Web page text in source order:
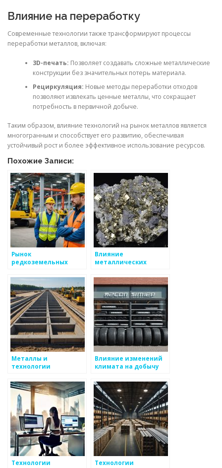
Влияние на переработку
Современные технологии также трансформируют процессы
переработки металлов, включая:
3D-печать: Позволяет создавать сложные металлические
конструкции без значительных потерь материала.
Рециркуляция: Новые методы переработки отходов
позволяют извлекать ценные металлы, что сокращает
потребность в первичной добыче.
Таким образом, влияние технологий на рынок металлов является
многогранным и способствует его развитию, обеспечивая
устойчивый рост и более эффективное использование ресурсов.
Похожие Записи:
Рынок
редкоземельных
вызовы
Влияние
металлических
окружающую среду
Металлы и
технологии
Влияние изменений
климата на добычу
Технологии
Технологии